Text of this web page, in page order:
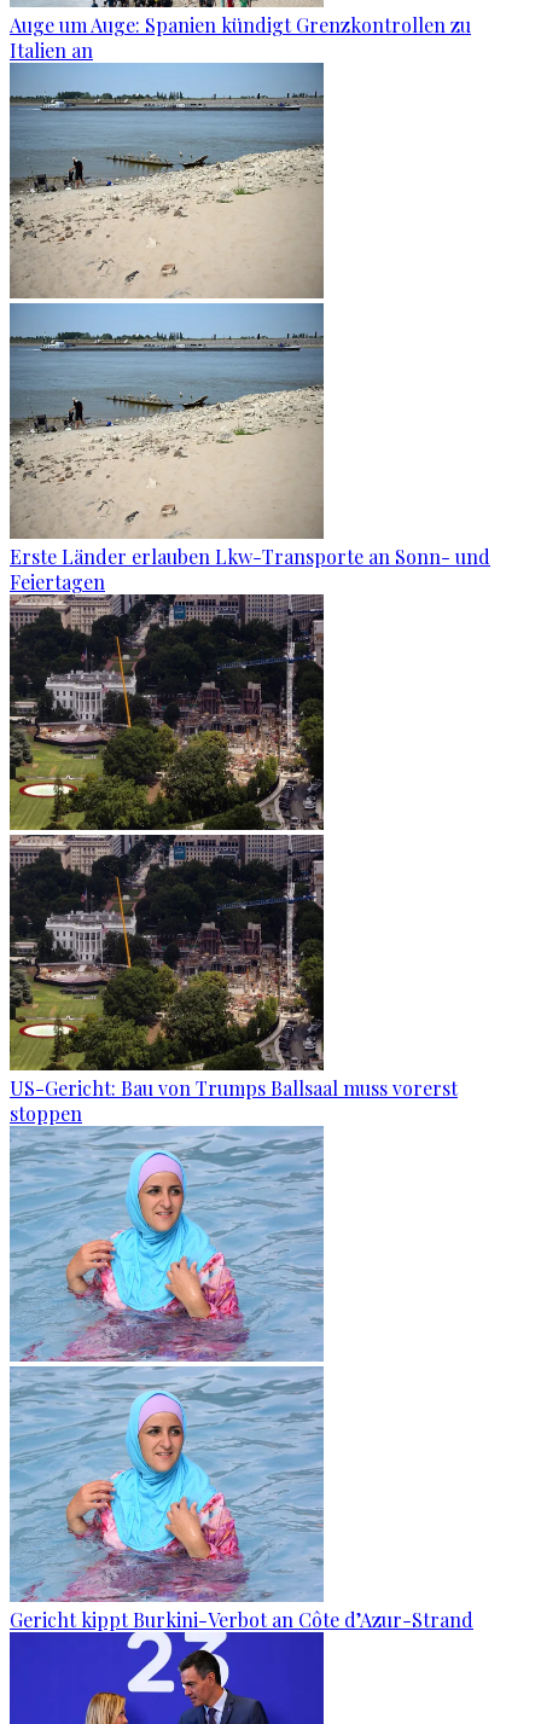
Auge um Auge: Spanien kündigt Grenzkontrollen zu
Italien an
Erste Länder erlauben Lkw-Transporte an Sonn- und
Feiertagen
US-Gericht: Bau von Trumps Ballsaal muss vorerst
stoppen
Gericht kippt Burkini-Verbot an Côte d’Azur-Strand